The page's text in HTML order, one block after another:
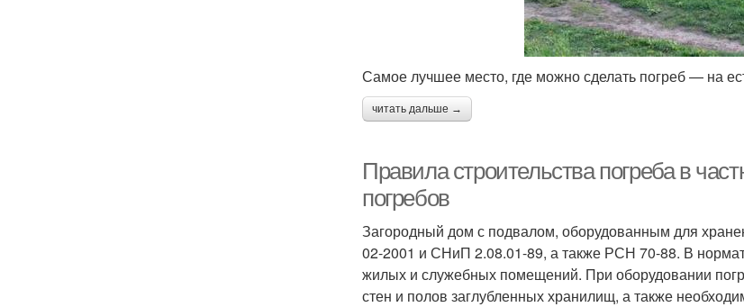
Самое лучшее место, где можно сделать погреб — на
читать дальше →
Правила строительства погреба в
погребов
Загородный дом с подвалом, оборудованным для
02-2001 и СНиП 2.08.01-89, а также РСН 70-88. В
жилых и служебных помещений. При оборудовании
стен и полов заглубленных хранилищ, а также